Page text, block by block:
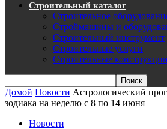
Строительный каталог
Строительное
Строймашины и
Строительный инструмент
Строительные услуги
Строительные конструкции
Домой Новости Астрологический
зодиака на неделю с 8 по 14 июня
Новости